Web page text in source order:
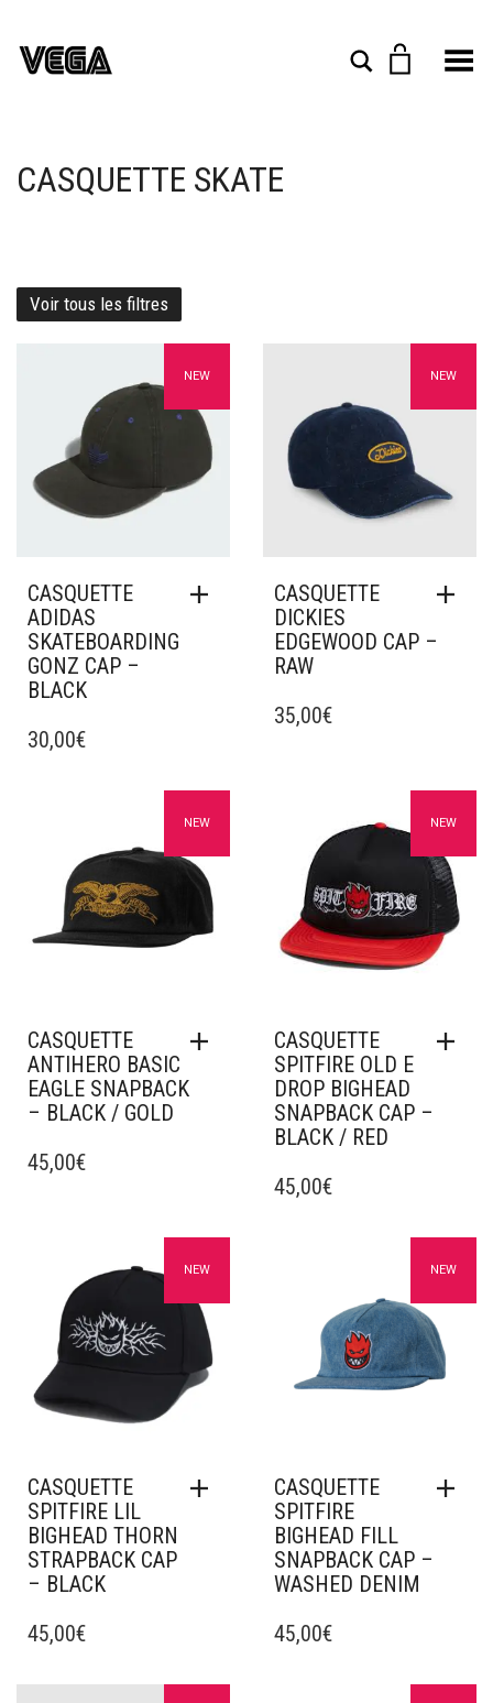
Rechercher
Toggle Menu
CASQUETTE SKATE
Voir tous les filtres
Ajouter à mes favorisNEW
CASQUETTE
ADIDAS
SKATEBOARDING
GONZ CAP –
BLACK
30,00€
Ajouter à mes favorisNEW
CASQUETTE
DICKIES
EDGEWOOD CAP –
RAW
35,00€
Ajouter à mes favorisNEW
CASQUETTE
ANTIHERO BASIC
EAGLE SNAPBACK
– BLACK / GOLD
45,00€
Ajouter à mes favorisNEW
CASQUETTE
SPITFIRE OLD E
DROP BIGHEAD
SNAPBACK CAP –
BLACK / RED
45,00€
Ajouter à mes favorisNEW
CASQUETTE
SPITFIRE LIL
BIGHEAD THORN
STRAPBACK CAP
– BLACK
45,00€
Ajouter à mes favorisNEW
CASQUETTE
SPITFIRE
BIGHEAD FILL
SNAPBACK CAP –
WASHED DENIM
45,00€